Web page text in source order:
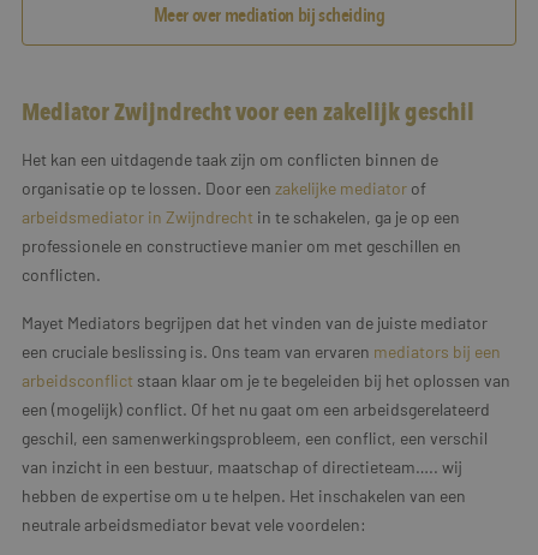
Meer over mediation bij scheiding
Mediator Zwijndrecht voor een zakelijk geschil
Het kan een uitdagende taak zijn om conflicten binnen de
organisatie op te lossen. Door een zakelijke mediator of
arbeidsmediator in Zwijndrecht in te schakelen, ga je op een
professionele en constructieve manier om met geschillen en
conflicten.
Mayet Mediators begrijpen dat het vinden van de juiste mediator
een cruciale beslissing is. Ons team van ervaren mediators bij een
arbeidsconflict staan klaar om je te begeleiden bij het oplossen van
een (mogelijk) conflict. Of het nu gaat om een arbeidsgerelateerd
geschil, een samenwerkingsprobleem, een conflict, een verschil
van inzicht in een bestuur, maatschap of directieteam….. wij
hebben de expertise om u te helpen. Het inschakelen van een
neutrale arbeidsmediator bevat vele voordelen: